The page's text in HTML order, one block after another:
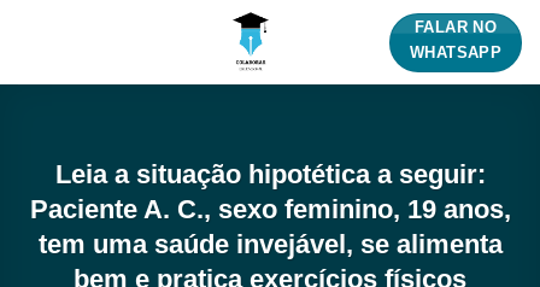
FALAR NO
WHATSAPP
Leia a situação hipotética a seguir:
Paciente A. C., sexo feminino, 19 anos,
tem uma saúde invejável, se alimenta
bem e pratica exercícios físicos